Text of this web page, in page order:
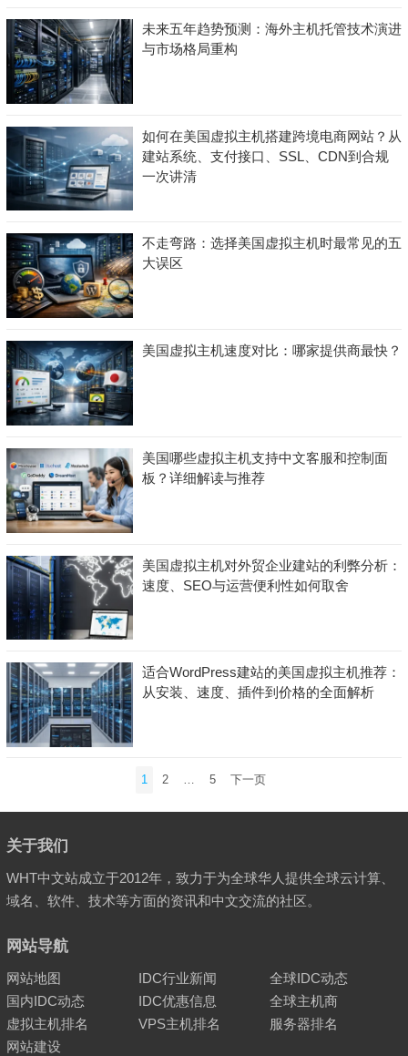
未来五年趋势预测：海外主机托管技术演进
与市场格局重构
如何在美国虚拟主机搭建跨境电商网站？从
建站系统、支付接口、SSL、CDN到合规
一次讲清
不走弯路：选择美国虚拟主机时最常见的五
大误区
美国虚拟主机速度对比：哪家提供商最快？
美国哪些虚拟主机支持中文客服和控制面
板？详细解读与推荐
美国虚拟主机对外贸企业建站的利弊分析：
速度、SEO与运营便利性如何取舍
适合WordPress建站的美国虚拟主机推荐：
从安装、速度、插件到价格的全面解析
分
页
1 2 5 下一页
关于我们
WHT中文站成立于2012年，致力于为全球华人提供全球云计算、
域名、软件、技术等方面的资讯和中文交流的社区。
网站导航
网站地图 IDC行业新闻
全球IDC动态
国内IDC动态
IDC优惠信息
全球主机商
虚拟主机排名
VPS主机排名
服务器排名
网站建设